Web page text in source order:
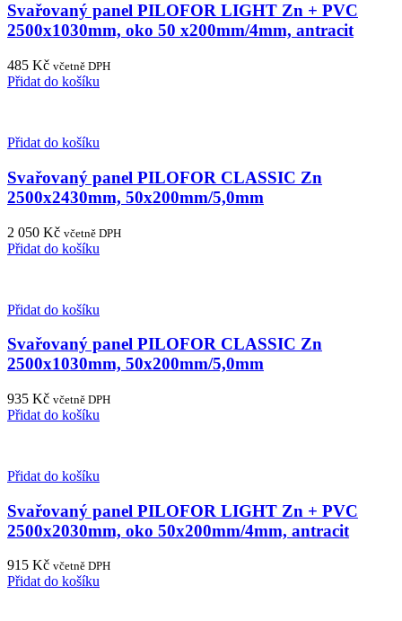
Svařovaný panel PILOFOR LIGHT Zn + PVC
2500x1030mm, oko 50 x200mm/4mm, antracit
485 Kč včetně DPH
Přidat do košíku
Přidat do košíku
Svařovaný panel PILOFOR CLASSIC Zn
2500x2430mm, 50x200mm/5,0mm
2 050 Kč včetně DPH
Přidat do košíku
Přidat do košíku
Svařovaný panel PILOFOR CLASSIC Zn
2500x1030mm, 50x200mm/5,0mm
935 Kč včetně DPH
Přidat do košíku
Přidat do košíku
Svařovaný panel PILOFOR LIGHT Zn + PVC
2500x2030mm, oko 50x200mm/4mm, antracit
915 Kč včetně DPH
Přidat do košíku